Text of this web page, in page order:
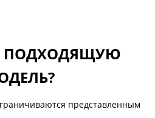
ПОДХОДЯЩУЮ
представленным